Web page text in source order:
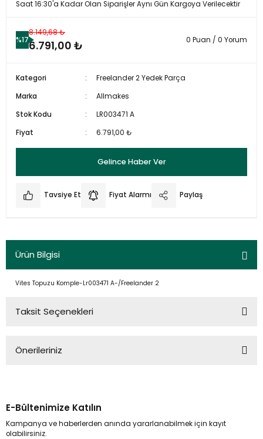
Saat 16:30'a Kadar Olan Siparişler Aynı Gün Kargoya Verilecektir
%17
8.149,68 ₺
6.791,00 ₺ 0 Puan / 0 Yorum
Kategori
Freelander 2 Yedek Parça
Marka
Allmakes
Stok Kodu
LR003471 A
Fiyat
6.791,00 ₺
Gelince Haber Ver
Tavsiye Et Fiyat Alarmı Paylaş
Ürün Bilgisi
Vites Topuzu Komple-Lr003471 A-/Freelander 2
Taksit Seçenekleri
Önerileriniz
kullanarak tarafımıza iletebilirsiniz.
Görüş ve önerileriniz için teşekkür ederiz.
E-Bültenimize Katılın
Kampanya ve haberlerden anında yararlanabilmek için kayıt
olabilirsiniz.